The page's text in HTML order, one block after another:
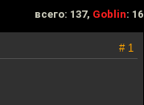
всего: 137, Goblin: 16
# 1